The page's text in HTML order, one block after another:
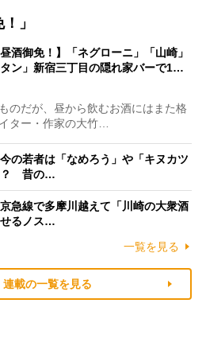
」
昼酒御免！】「ネグローニ」「山崎」
タン」新宿三丁目の隠れ家バーで1…
のだが、昼から飲むお酒にはまた格
ター・作家の大竹…
の若者は「なめろう」や「キヌカツ
？ 昔の…
急線で多摩川越えて「川崎の大衆酒
るノス…
一覧を見る
連載の一覧を見る